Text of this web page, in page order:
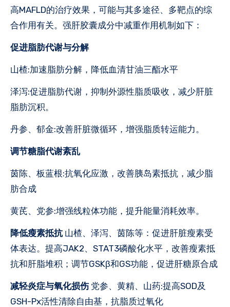
高MAFLD的治疗效果，可能与其多途径、多靶点的综
合作用有关。强肝胶囊成分中减重作用机制如下：
促进脂肪代谢与分解
山楂:加速脂肪分解，降低血清甘油三酯水平
泽泻:促进脂肪代谢，抑制外源性脂质吸收，减少肝脏
脂肪沉积。
丹参、郁金:改善肝脏微循环，增强脂质转运能力。
调节糖脂代谢紊乱
茵陈、板蓝根:抗氧化应激，改善胰岛素抵抗，减少脂
肪合成
黄芪、党参:增强线粒体功能，提升能量消耗效率。
降低瘦素抵抗 山楂、泽泻、茵陈等：促进肝脏瘦素受
体表达。提高JAK2、STAT3磷酸化水平，改善瘦素抵
抗和肝脂堆积；调节GSKβ和GS功能，促进肝糖原合成
减轻炎症与氧化损伤 党参、黄精、山药:提高SOD及
GSH-Px活性清除自由基，抗脂质过氧化